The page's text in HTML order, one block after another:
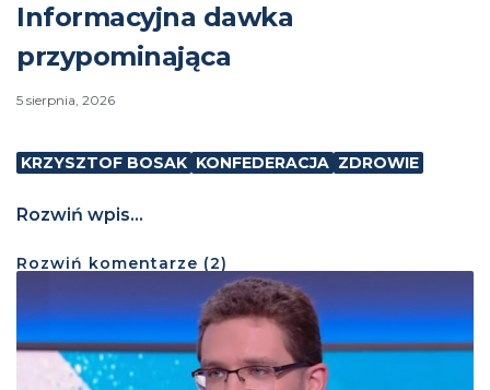
Informacyjna dawka
przypominająca
5 sierpnia, 2026
KRZYSZTOF BOSAK KONFEDERACJA ZDROWIE
Rozwiń wpis...
Rozwiń komentarze (2)